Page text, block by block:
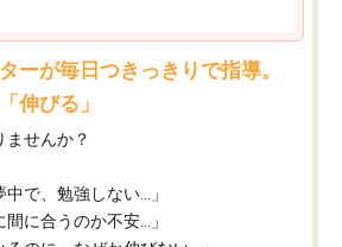
ーが毎日つきっきりで指導。
伸びる」
ませんか？
中で、勉強しない…」
間に合うのか不安…」